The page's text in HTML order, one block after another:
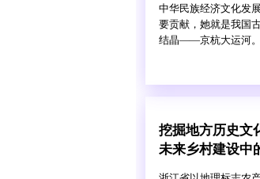
中华民族经济文化发
要贡献，她就是我国
结晶——京杭大运河。
挖掘地方历史文
未来乡村建设中